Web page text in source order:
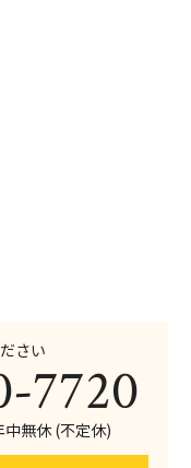
さい
7720
無休 (不定休)